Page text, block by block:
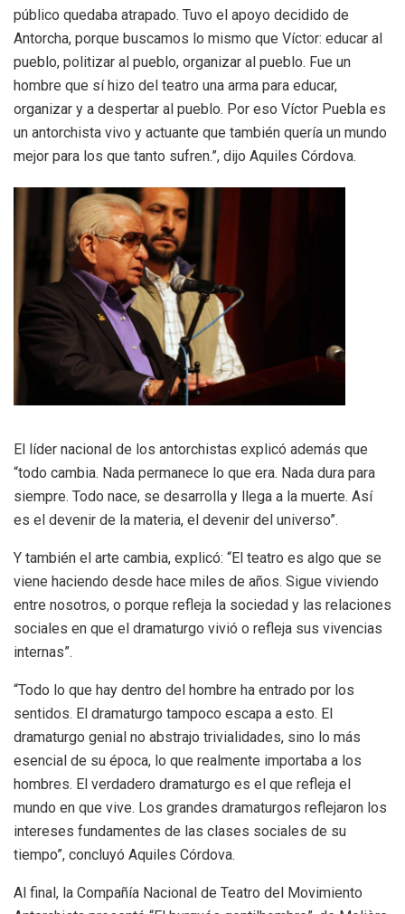
público quedaba atrapado. Tuvo el apoyo decidido de
Antorcha, porque buscamos lo mismo que Víctor: educar al
pueblo, politizar al pueblo, organizar al pueblo. Fue un
hombre que sí hizo del teatro una arma para educar,
organizar y a despertar al pueblo. Por eso Víctor Puebla es
un antorchista vivo y actuante que también quería un mundo
mejor para los que tanto sufren.”, dijo Aquiles Córdova.
El líder nacional de los antorchistas explicó además que
“todo cambia. Nada permanece lo que era. Nada dura para
siempre. Todo nace, se desarrolla y llega a la muerte. Así
es el devenir de la materia, el devenir del universo”.
Y también el arte cambia, explicó: “El teatro es algo que se
viene haciendo desde hace miles de años. Sigue viviendo
entre nosotros, o porque refleja la sociedad y las relaciones
sociales en que el dramaturgo vivió o refleja sus vivencias
internas”.
“Todo lo que hay dentro del hombre ha entrado por los
sentidos. El dramaturgo tampoco escapa a esto. El
dramaturgo genial no abstrajo trivialidades, sino lo más
esencial de su época, lo que realmente importaba a los
hombres. El verdadero dramaturgo es el que refleja el
mundo en que vive. Los grandes dramaturgos reflejaron los
intereses fundamentes de las clases sociales de su
tiempo”, concluyó Aquiles Córdova.
Al final, la Compañía Nacional de Teatro del Movimiento